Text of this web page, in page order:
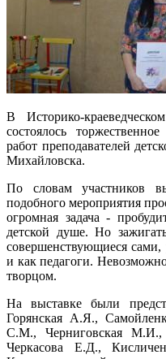
В Историко-
состоялось
работ преподавателей
Михайловска.
По словам участников
подобного мероприятия
огромная задача -
детской душе. Но
совершенствующиеся
и как педагоги.
творцом.
На выставке были
Горянская А.Я.,
С.М., Черниговская
Черкасова Е.Д.,